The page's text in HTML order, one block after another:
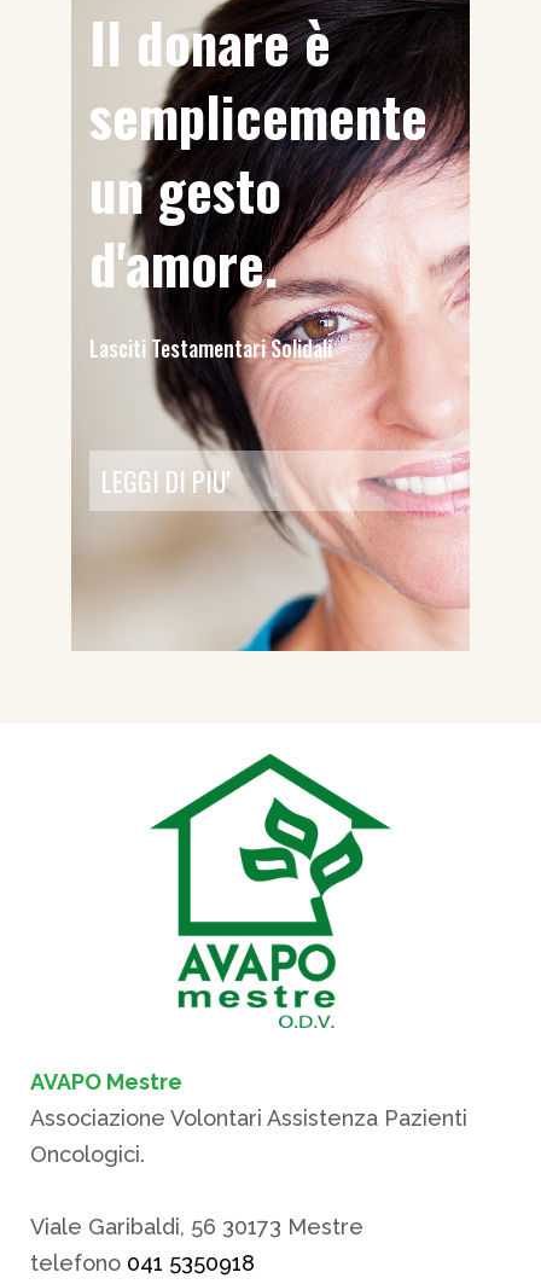
Il donare è
semplicemente
un gesto
d'amore.
Lasciti Testamentari Solidali
LEGGI DI PIU'
AVAPO Mestre
Associazione Volontari Assistenza Pazienti
Oncologici.
Viale Garibaldi, 56 30173 Mestre
telefono 041 5350918